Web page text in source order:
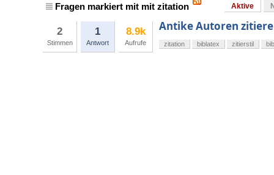
Fragen markiert mit mit zitation Aktive
2
Stimmen
1
Antwort
8.9k
Aufrufe
Antike Autoren
zitation biblatex zitierstil